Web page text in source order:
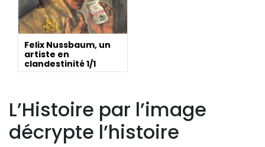
Felix Nussbaum, un
artiste en
clandestinité 1/1
L’Histoire par l’image
décrypte l’histoire